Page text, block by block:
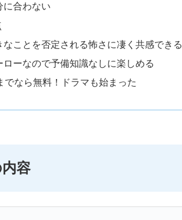
に合わない
なことを否定される怖さに凄く共感できる
ローなので予備知識なしに楽しめる
でなら無料！ドラマも始まった
容